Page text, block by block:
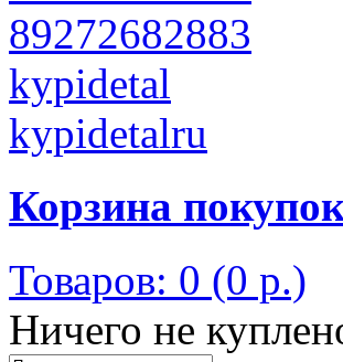
89272682883
kypidetal
kypidetalru
Корзина
Товаров: 0 (0 р.)
Ничего не